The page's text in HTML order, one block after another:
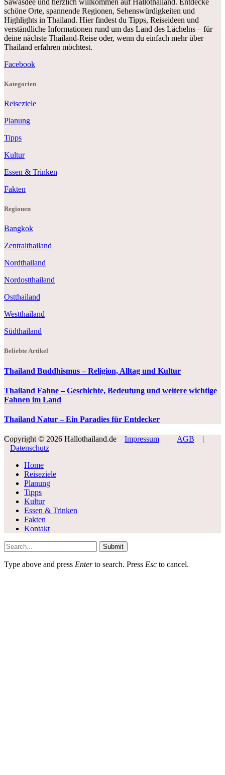
schöne Orte, spannende Regionen, Sehenswürdigkeiten und
Highlights in Thailand. Hier findest du Tipps, Reiseideen und
verständliche Informationen rund um das Land des Lächelns – für
deine nächste Thailand-Reise oder, wenn du einfach mehr über
Thailand erfahren möchtest.
Facebook
Kategorien
Reiseziele
Planung
Tipps
Kultur
Essen & Trinken
Fakten
Regionen
Bangkok
Zentralthailand
Nordthailand
Nordostthailand
Ostthailand
Westthailand
Südthailand
Beliebte Artikel
Thailand Buddhismus – Religion, Alltag und Kultur
Thailand Fahne – Geschichte, Bedeutung und weitere wichtige
Fahnen im Land
Thailand Natur – Ein Paradies für Entdecker
Copyright © 2026 Hallothailand.de Impressum | AGB
|
Datenschutz
Home
Reiseziele
Planung
Tipps
Kultur
Essen & Trinken
Fakten
Kontakt
Submit
Type above and press Enterto search. Press Esc to cancel.